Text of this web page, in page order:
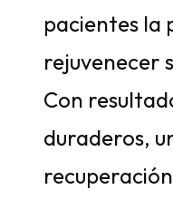
pacientes la
rejuvenecer
Con
duraderos,